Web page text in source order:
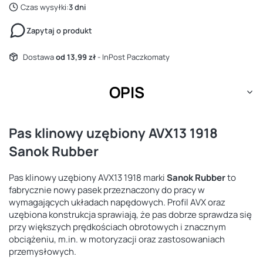
Czas wysyłki:3 dni
Zapytaj o produkt
Dostawaod 13,99 zł- InPost Paczkomaty
OPIS
Pas klinowy uzębiony AVX13 1918
Sanok Rubber
Pas klinowy uzębiony AVX13 1918 markiSanok Rubberto
fabrycznie nowy pasek przeznaczony do pracy w
wymagających układach napędowych. Profil AVX oraz
uzębiona konstrukcja sprawiają, że pas dobrze sprawdza się
przy większych prędkościach obrotowych i znacznym
obciążeniu, m.in. w motoryzacji oraz zastosowaniach
przemysłowych.